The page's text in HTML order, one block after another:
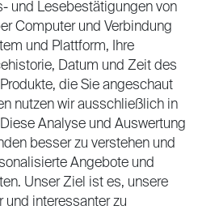
und Lesebestätigungen von
Computer und Verbindung
und Plattform, Ihre
Datum und Zeit des
die Sie angeschaut
nutzen wir ausschließlich in
Analyse und Auswertung
besser zu verstehen und
Angebote und
Unser Ziel ist es, unsere
und interessanter zu